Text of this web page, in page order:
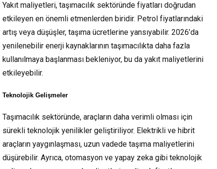
Yakıt maliyetleri, taşımacılık sektöründe fiyatları doğrudan
etkileyen en önemli etmenlerden biridir. Petrol fiyatlarındaki
artış veya düşüşler, taşıma ücretlerine yansıyabilir. 2026’da
yenilenebilir enerji kaynaklarının taşımacılıkta daha fazla
kullanılmaya başlanması bekleniyor, bu da yakıt maliyetlerini
etkileyebilir.
Teknolojik Gelişmeler
Taşımacılık sektöründe, araçların daha verimli olması için
sürekli teknolojik yenilikler geliştiriliyor. Elektrikli ve hibrit
araçların yaygınlaşması, uzun vadede taşıma maliyetlerini
düşürebilir. Ayrıca, otomasyon ve yapay zeka gibi teknolojik